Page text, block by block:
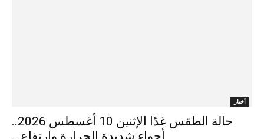
أخبار
حالة الطقس غدًا الإثنين 10 أغسطس 2026..
أجواء شديدة الحرارة وارتفاع...